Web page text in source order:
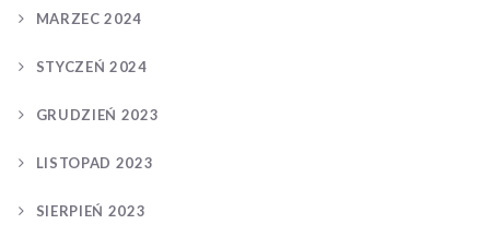
MARZEC 2024
STYCZEŃ 2024
GRUDZIEŃ 2023
LISTOPAD 2023
SIERPIEŃ 2023